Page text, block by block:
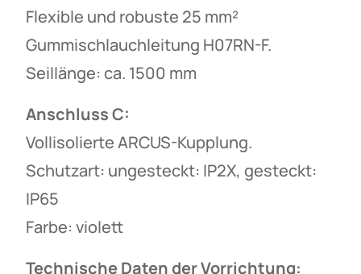
Flexible und robuste 25 mm²
Gummischlauchleitung H07RN-F.
Seillänge: ca. 1500 mm
Anschluss C:
Vollisolierte ARCUS-Kupplung.
Schutzart: ungesteckt: IP2X, gesteckt:
IP65
Farbe: violett
Technische Daten der Vorrichtung: